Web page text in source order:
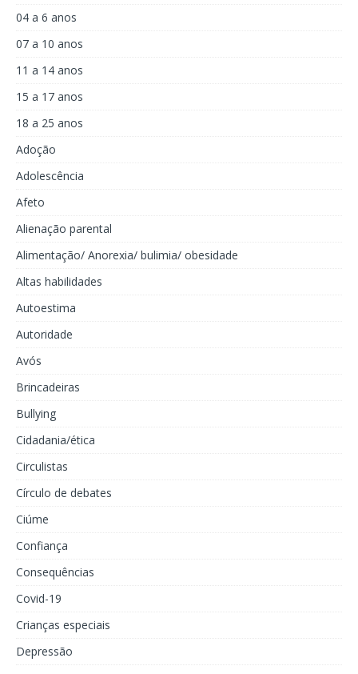
04 a 6 anos
07 a 10 anos
11 a 14 anos
15 a 17 anos
18 a 25 anos
Adoção
Adolescência
Afeto
Alienação parental
Alimentação/ Anorexia/ bulimia/ obesidade
Altas habilidades
Autoestima
Autoridade
Avós
Brincadeiras
Bullying
Cidadania/ética
Circulistas
Círculo de debates
Ciúme
Confiança
Consequências
Covid-19
Crianças especiais
Depressão